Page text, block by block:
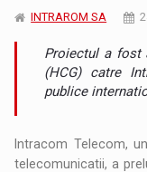
INTRAROM SA
Proiectul a fost
(HCG) catre
publice
Intracom Telecom,
telecomunicatii, a